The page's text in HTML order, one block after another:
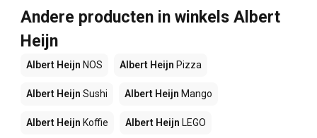
Andere producten in winkels Albert
Heijn
Albert Heijn NOS Albert Heijn Pizza
Albert Heijn Sushi Albert Heijn Mango
Albert Heijn Koffie Albert Heijn LEGO